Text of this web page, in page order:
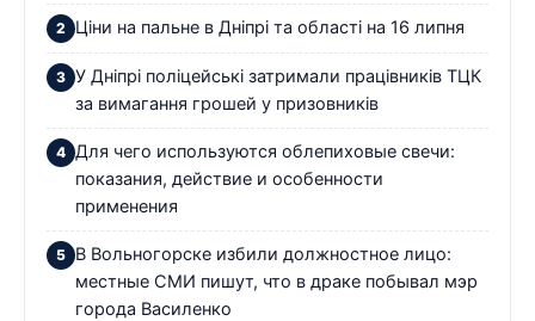
Ціни на пальне в Дніпрі та області на 16 липня
У Дніпрі поліцейські затримали працівників ТЦК
за вимагання грошей у призовників
Для чего используются облепиховые свечи:
показания, действие и особенности
применения
В Вольногорске избили должностное лицо:
местные СМИ пишут, что в драке побывал мэр
города Василенко